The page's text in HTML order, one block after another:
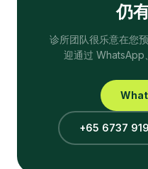
仍
诊所团队很乐意在您
迎通过 WhatsApp
+65 6737